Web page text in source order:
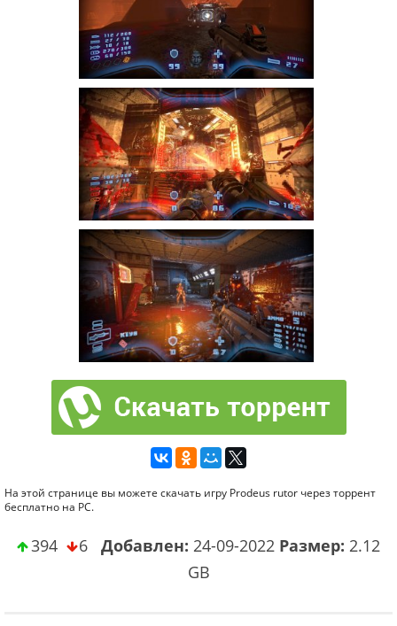
На этой странице вы можете скачать игру Prodeus rutor через торрент
бесплатно на PC.
394 6 Добавлен: 24-09-2022 Размер: 2.12
GB